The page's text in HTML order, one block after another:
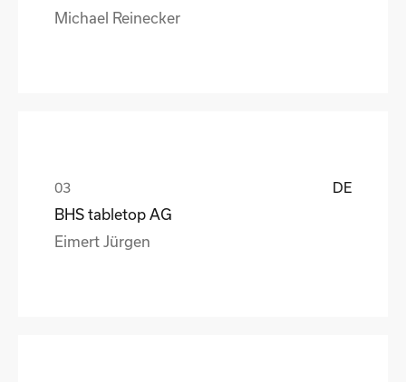
Michael Reinecker
DE
BHS tabletop AG
Eimert Jürgen